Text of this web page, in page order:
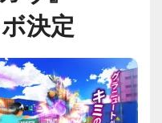
決定